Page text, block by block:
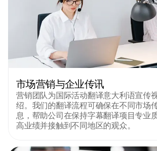
市场营销与企业传讯
营销团队为国际活动翻译意大利语宣传
绍。我们的翻译流程可确保在不同市场
息，帮助公司在保持字幕翻译项目专业
高业绩并接触到不同地区的观众。